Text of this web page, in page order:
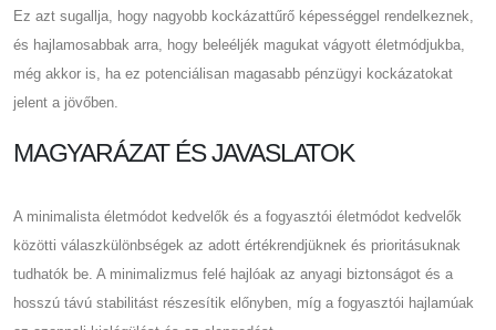
Ez azt sugallja, hogy nagyobb kockázattűrő képességgel rendelkeznek,
és hajlamosabbak arra, hogy beleéljék magukat vágyott életmódjukba,
még akkor is, ha ez potenciálisan magasabb pénzügyi kockázatokat
jelent a jövőben.
MAGYARÁZAT ÉS JAVASLATOK
A minimalista életmódot kedvelők és a fogyasztói életmódot kedvelők
közötti válaszkülönbségek az adott értékrendjüknek és prioritásuknak
tudhatók be. A minimalizmus felé hajlóak az anyagi biztonságot és a
hosszú távú stabilitást részesítik előnyben, míg a fogyasztói hajlamúak